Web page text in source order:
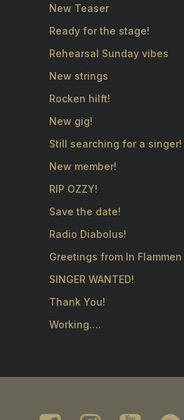
New Teaser
Ready for the stage!
Rehearsal Sunday vibes
New strings
Rocken hilft!
New gig!
Still searching for a singer!
New member!
RIP OZZY!
Save the date!
Radio Diabolus!
Greetings from In Flammen
SINGER WANTED!
Thank You!
Working….